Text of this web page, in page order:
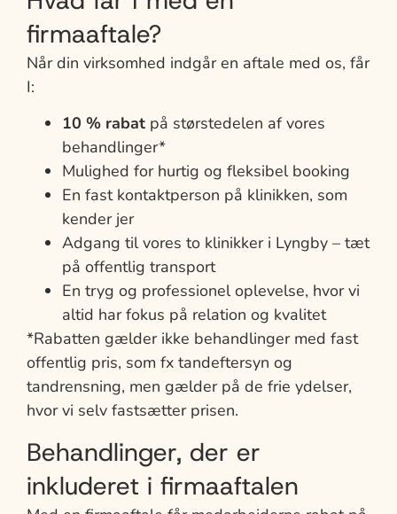
firmaaftale?
Når din virksomhed indgår en aftale med os, får
I:
10 % rabat på størstedelen af vores
behandlinger*
Mulighed for hurtig og fleksibel booking
En fast kontaktperson på klinikken, som
kender jer
Adgang til vores to klinikker i Lyngby – tæt
på offentlig transport
En tryg og professionel oplevelse, hvor vi
altid har fokus på relation og kvalitet
*Rabatten gælder ikke behandlinger med fast
offentlig pris, som fx tandeftersyn og
tandrensning, men gælder på de frie ydelser,
hvor vi selv fastsætter prisen.
Behandlinger, der er
inkluderet i firmaaftalen